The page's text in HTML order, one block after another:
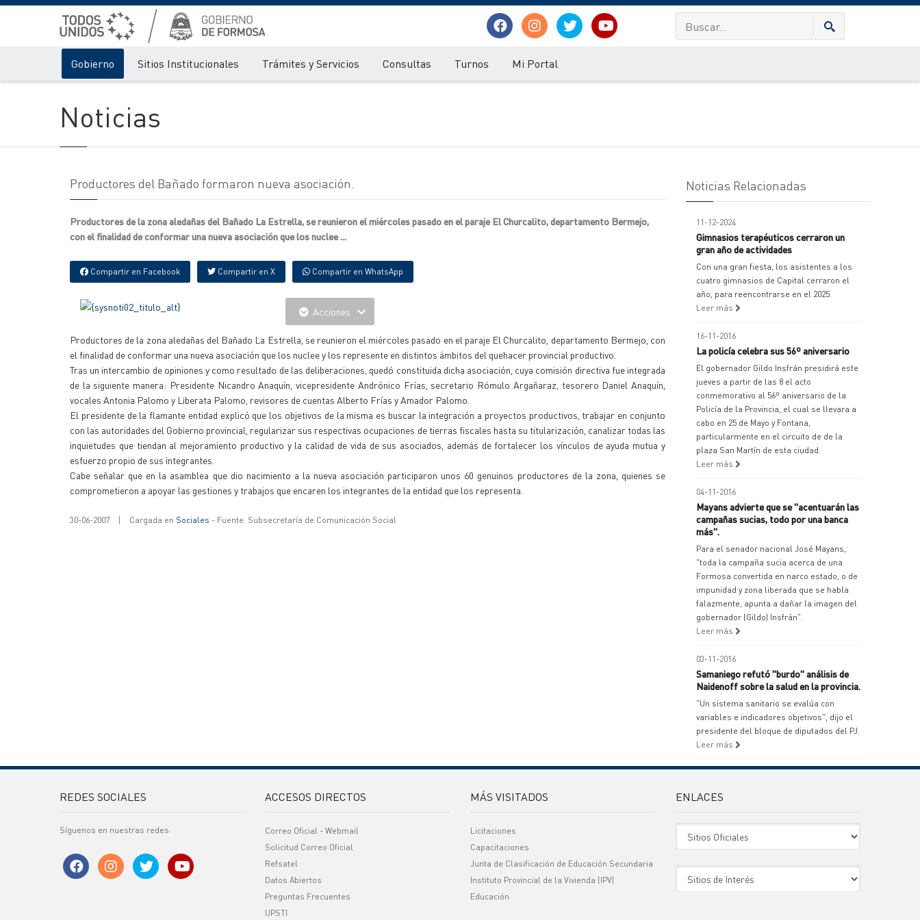
Gobierno Sitios Institucionales Trámites y Servicios Consultas Turnos Mi Portal
Noticias
Productores del Bañado formaron nueva asociación.
Productores de la zona aledañas del Bañado La Estrella, se reunieron el miércoles pasado en el paraje El Churcalito, departamento Bermejo,
con el finalidad de conformar una nueva asociación que los nuclee ...
Compartir en Facebook Compartir en X Compartir en WhatsApp
Acciones
Productores de la zona aledañas del Bañado La Estrella, se reunieron el miércoles pasado en el paraje El Churcalito, departamento Bermejo, con
el finalidad de conformar una nueva asociación que los nuclee y los represente en distintos ámbitos del quehacer provincial productivo.
Tras un intercambio de opiniones y como resultado de las deliberaciones, quedó constituida dicha asociación, cuya comisión directiva fue integrada
de la siguiente manera: Presidente Nicandro Anaquín, vicepresidente Andrónico Frías, secretario Rómulo Argañaraz, tesorero Daniel Anaquín,
vocales Antonia Palomo y Liberata Palomo, revisores de cuentas Alberto Frías y Amador Palomo.
El presidente de la flamante entidad explicó que los objetivos de la misma es buscar la integración a proyectos productivos, trabajar en conjunto
con las autoridades del Gobierno provincial, regularizar sus respectivas ocupaciones de tierras fiscales hasta su titularización, canalizar todas las
inquietudes que tiendan al mejoramiento productivo y la calidad de vida de sus asociados, además de fortalecer los vínculos de ayuda mutua y
esfuerzo propio de sus integrantes.
Cabe señalar que en la asamblea que dio nacimiento a la nueva asociación participaron unos 60 genuinos productores de la zona, quienes se
comprometieron a apoyar las gestiones y trabajos que encaren los integrantes de la entidad que los representa.
30-06-2007 | Cargada en Sociales - Fuente: Subsecretaría de Comunicación Social
Noticias Relacionadas
11-12-2024
Gimnasios terapéuticos cerraron un
gran año de actividades
Con una gran fiesta, los asistentes a los
cuatro gimnasios de Capital cerraron el
año, para reencontrarse en el 2025.
Leer más
16-11-2016
La policía celebra sus 56º aniversario
El gobernador Gildo Insfrán presidirá este
jueves a partir de las 8 el acto
conmemorativo al 56º aniversario de la
Policía de la Provincia, el cual se llevara a
cabo en 25 de Mayo y Fontana,
particularmente en el circuito de de la
plaza San Martín de esta ciudad.
Leer más
04-11-2016
Mayans advierte que se "acentuarán las
campañas sucias, todo por una banca
más".
Para el senador nacional José Mayans,
"toda la campaña sucia acerca de una
Formosa convertida en narco estado, o de
impunidad y zona liberada que se habla
falazmente, apunta a dañar la imagen del
gobernador (Gildo) Insfrán".
Leer más
03-11-2016
Samaniego refutó "burdo" análisis de
Naidenoff sobre la salud en la provincia.
"Un sistema sanitario se evalúa con
variables e indicadores objetivos", dijo el
presidente del bloque de diputados del PJ.
Leer más
REDES SOCIALES
Síguenos en nuestras redes
ACCESOS DIRECTOS
Correo Oficial - Webmail
Solicitud Correo Oficial
Refsatel
Datos Abiertos
Preguntas Frecuentes
UPSTI
MÁS VISITADOS
Licitaciones
Capacitaciones
Junta de Clasificación de Educación Secundaria
Instituto Provincial de la Vivienda (IPV)
Educación
ENLACES